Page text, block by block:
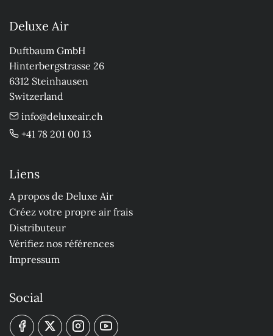
Deluxe Air
Duftbaum GmbH
Hinterbergstrasse 26
6312 Steinhausen
Switzerland
info@deluxeair.ch
+41 78 201 00 13
Liens
A propos de Deluxe Air
Créez votre propre air frais
Distributeur
Vérifiez nos références
Impressum
Social